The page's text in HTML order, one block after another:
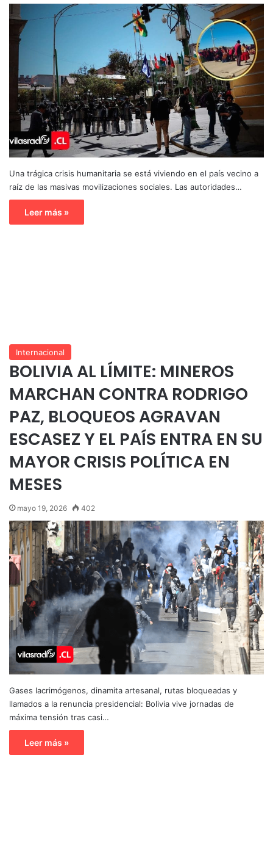
Una trágica crisis humanitaria se está viviendo en el país vecino a
raíz de las masivas movilizaciones sociales. Las autoridades…
Leer más »
Internacional
BOLIVIA AL LÍMITE: MINEROS
MARCHAN CONTRA RODRIGO
PAZ, BLOQUEOS AGRAVAN
ESCASEZ Y EL PAÍS ENTRA EN SU
MAYOR CRISIS POLÍTICA EN
MESES
mayo 19, 2026 402
Gases lacrimógenos, dinamita artesanal, rutas bloqueadas y
llamados a la renuncia presidencial: Bolivia vive jornadas de
máxima tensión tras casi…
Leer más »